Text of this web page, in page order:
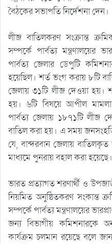
বৈঠকের সভাপতি নির্দেশনা দেন।
লীজ বাতিলকরণ সংক্রান্ত
সম্পর্কে পার্বত্য মন্ত্রণালয়ের
পার্বত্য জেলার ডেপুটি
হয়েছিল। শর্ত ভংগ করায় ৮টি
জেলায় ৩১টি লীজ দেওয়া হয়।
হয়। ৬টি বিষয়ে আপীল
পার্বত্য জেলায় ১৮৭১টি লীজ
বাতিল করা হয়। এ সময়
যে, বান্দরবান জেলায়
মাধ্যমে পুনরায় বহাল করা হয়েছে।
ভারত প্রত্যাগত শরণার্থী ও
নিয়মিত অনুষ্ঠিতকরণ সংকান্ত
সম্পর্কে পার্বত্য মন্ত্রণালয়ের
জন্য বিভাগীয় কমিশনারকে
কার্যক্রম চলমান রয়েছে বলে